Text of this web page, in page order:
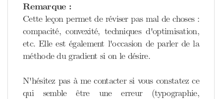
Remarque :
Cette leçon permet de réviser pas mal de choses :
compacité, convexité, techniques d'optimisation,
etc. Elle est également l'occasion de parler de la
méthode du gradient si on le désire.
N'hésitez pas à me contacter si vous constatez ce
qui semble être une erreur (typographie,